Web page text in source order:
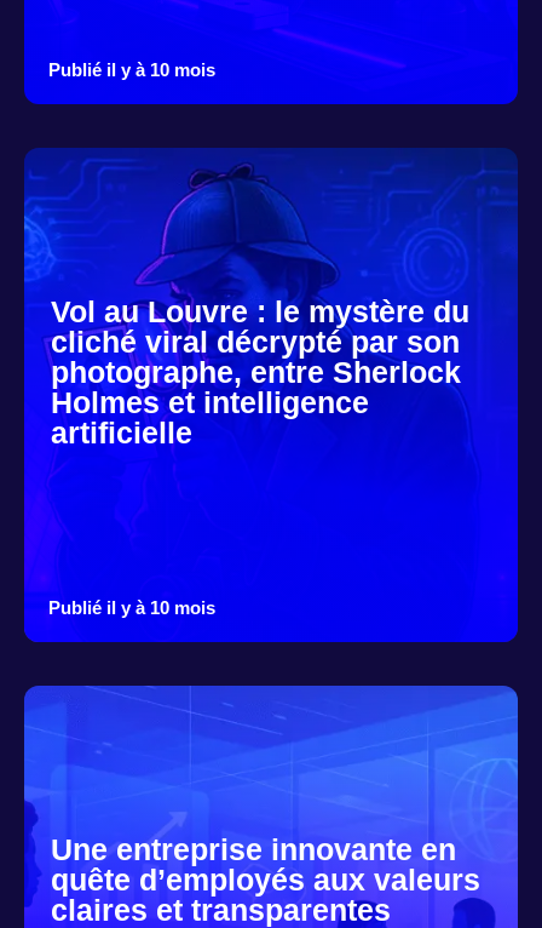
Publié il y à 10 mois
Vol au Louvre : le mystère du
cliché viral décrypté par son
photographe, entre Sherlock
Holmes et intelligence
artificielle
Publié il y à 10 mois
Une entreprise innovante en
quête d’employés aux valeurs
claires et transparentes